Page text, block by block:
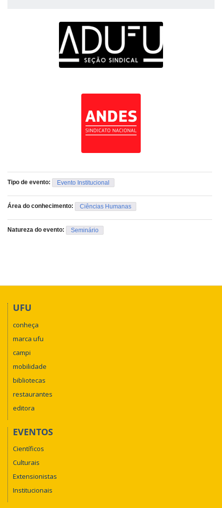
Tipo de evento: Evento Institucional
Área do conhecimento: Ciências Humanas
Natureza do evento: Seminário
UFU
conheça
marca ufu
campi
mobilidade
bibliotecas
restaurantes
editora
EVENTOS
Científicos
Culturais
Extensionistas
Institucionais